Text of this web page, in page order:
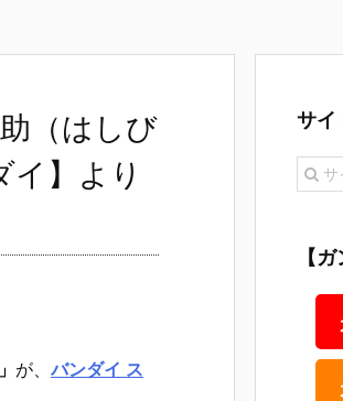
（はしび
イ】より
」 が、バンダイ ス
サイ
【